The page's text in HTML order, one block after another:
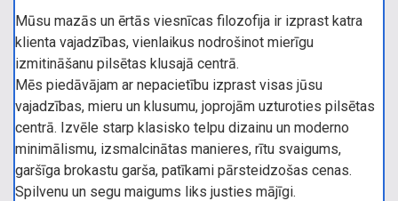
Mūsu mazās un ērtās viesnīcas filozofija ir izprast katra
klienta vajadzības, vienlaikus nodrošinot mierīgu
izmitināšanu pilsētas klusajā centrā.
Mēs piedāvājam ar nepacietību izprast visas jūsu
vajadzības, mieru un klusumu, joprojām uzturoties pilsētas
centrā. Izvēle starp klasisko telpu dizainu un moderno
minimālismu, izsmalcinātas manieres, rītu svaigums,
garšīga brokastu garša, patīkami pārsteidzošas cenas.
Spilvenu un segu maigums liks justies mājīgi.